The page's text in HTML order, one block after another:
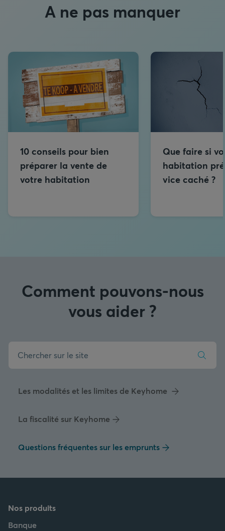
A ne pas manquer
10 conseils pour bien
préparer la vente de
votre habitation
Que faire si
habitation
vice caché ?
Comment pouvons-nous
vous aider ?
Les modalités et les limites de Keyhome
La fiscalité sur Keyhome
Questions fréquentes sur les emprunts
Nos produits
Banque